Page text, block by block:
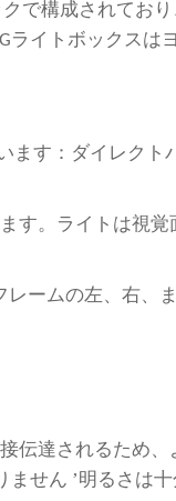
構成されており
イトボックス
す：ダイレク
す。ライトは視
ームの左、右、
達されるため
ません ’明るさは